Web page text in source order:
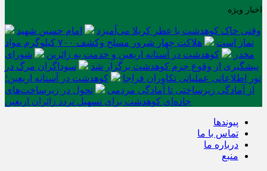
اخبار ویژه
وقتی خاک کوهدشت با عطر کربلا می‌آمیزد
امام حسین شهید
نماز است
هلاکت چهار شرور مسلح وکشف ۷۰۰ کیلوگرم مواد
مخدر
کوهدشت در آستانه اربعین و خدمت‌ به زائرین
شورای
پیشگیری از وقوع جرم کوهدشت برگزار شد
سوداگران مرگ در
تور اطلاعاتی عملیاتی تکاوران فراجا
کوهدشت در آستانه اربعین؛
از آمادگی زیرساختی تا آمادگی مردمی
تحول در زیرساخت‌های
جاده‌ای کوهدشت برای تسهیل تردد زائران اربعین
پیوندها
تماس با ما
درباره ما
منبع